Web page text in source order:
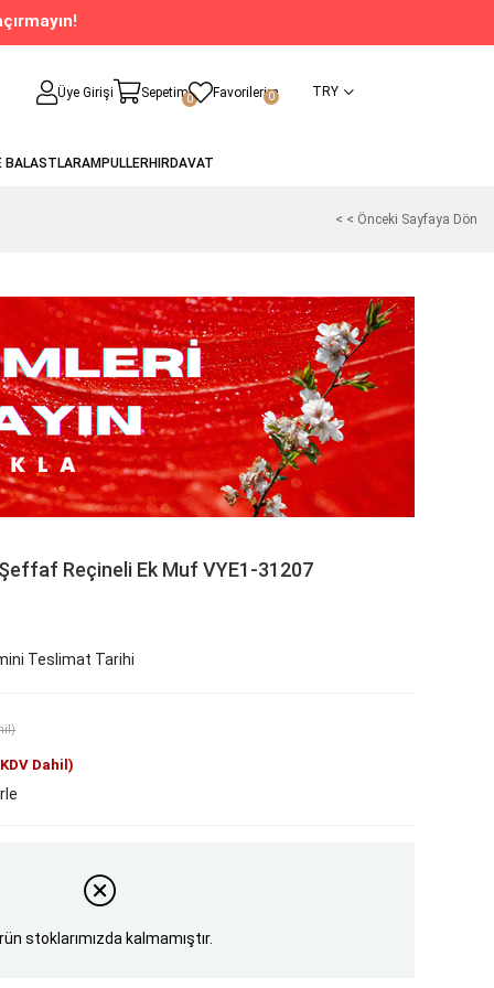
Üye Girişi Sepetim0 Favorilerim
0 TRY
BALASTLARAMPULLERHIRDAVAT
< < Önceki Sayfaya Dön
Reçineli Ek Muf VYE1-31207
Teslimat Tarihi
Dahil)
stoklarımızda kalmamıştır.